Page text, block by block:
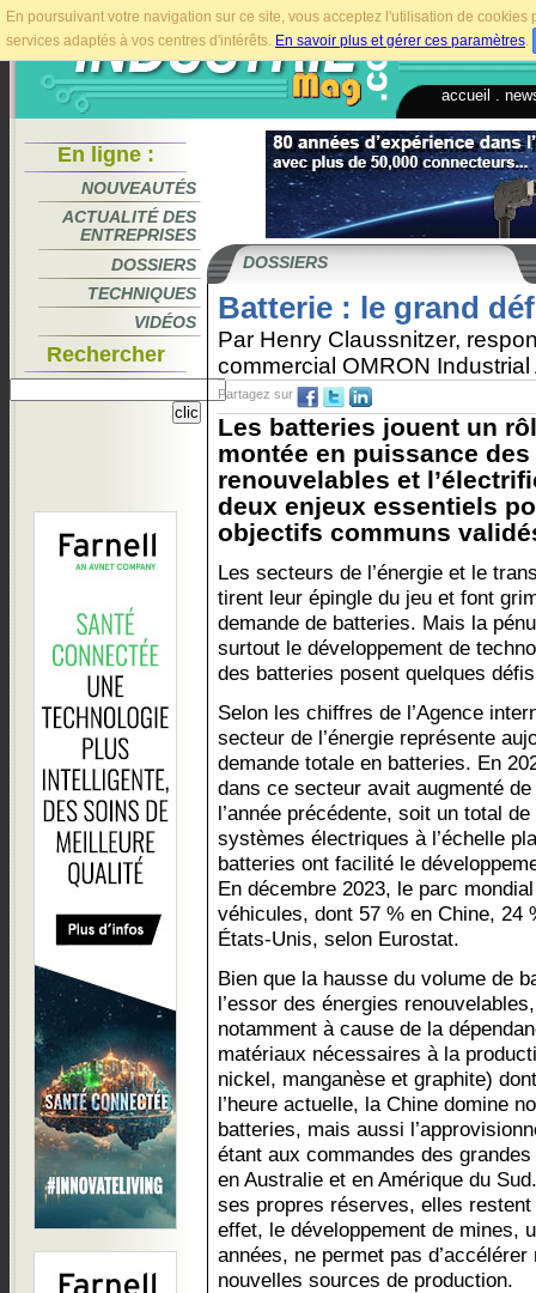
En poursuivant votre navigation sur ce site, vous acceptez l'utilisation de
services adaptés à vos centres d'intérêts. En savoir plus et gérer ces paramètres.
accueil
En ligne :
NOUVEAUTÉS
ACTUALITÉ DES
ENTREPRISES
DOSSIERS
TECHNIQUES
VIDÉOS
Rechercher
DOSSIERS
Batterie : le grand
Par Henry Claussnitzer,
commercial OMRON
Partagez sur
Les batteries jouent un
montée en puissance
renouvelables et
deux enjeux essentiels
objectifs communs
Les secteurs de l’énergie et le
tirent leur épingle du jeu et font
demande de batteries. Mais la
surtout le développement de
des batteries posent quelques
Selon les chiffres de l’Agence
secteur de l’énergie représente
demande totale en batteries. En
dans ce secteur avait augmenté
l’année précédente, soit un total
systèmes électriques à l’échelle
batteries ont facilité le
En décembre 2023, le parc
véhicules, dont 57 % en Chine, 24
États-Unis, selon Eurostat.
Bien que la hausse du volume de
l’essor des énergies
notamment à cause de la
matériaux nécessaires à la
nickel, manganèse et graphite)
l’heure actuelle, la Chine domine
batteries, mais aussi
étant aux commandes des
en Australie et en Amérique du
ses propres réserves, elles
effet, le développement de mines,
années, ne permet pas
nouvelles sources de production.